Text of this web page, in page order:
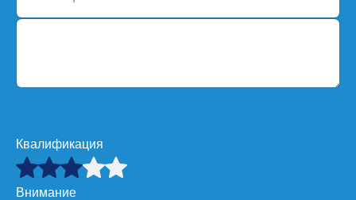
Квалификация
Внимание